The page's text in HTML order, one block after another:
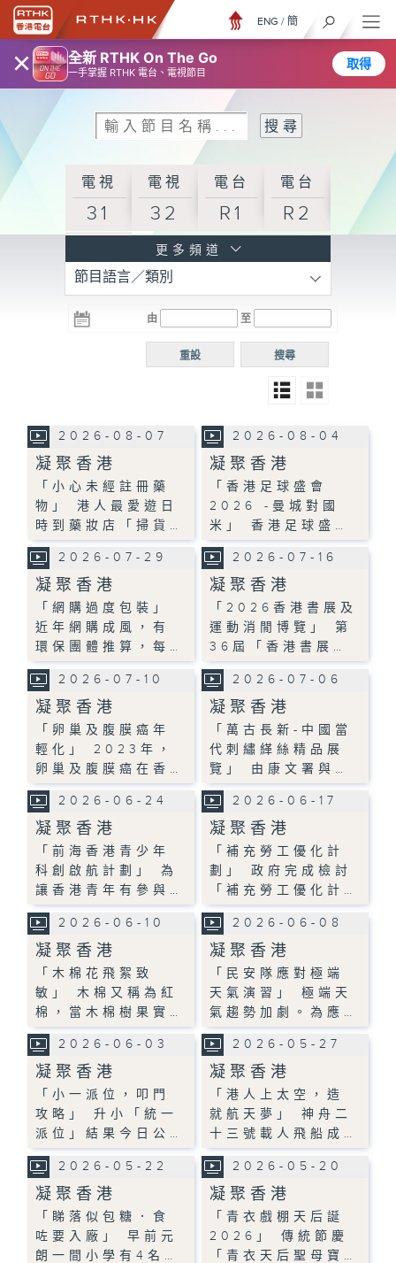
× 全新 RTHK On The Go
一手掌握 RTHK 電台、電視節目
取得
ENG / 簡
電視
31
電視
32
電台
R1
電台
R2
R3
電台 電台
R5
電台
普通
更多頻道
節目語言／類別
由 至
搜尋
重設
2026-08-07
凝聚香港
「小心未經註冊藥
物」 港人最愛遊日
時到藥妝店「掃貨…
2026-08-04
凝聚香港
「香港足球盛會
2026 -曼城對國
米」 香港足球盛…
2026-07-29
凝聚香港
「網購過度包裝」
近年網購成風，有
環保團體推算，每…
2026-07-16
凝聚香港
「2026香港書展及
運動消閒博覽」 第
36屆「香港書展…
2026-07-10
凝聚香港
「卵巢及腹膜癌年
輕化」 2023年，
卵巢及腹膜癌在香…
2026-07-06
凝聚香港
「萬古長新-中國當
代刺繡緙絲精品展
覽」 由康文署與…
2026-06-24
凝聚香港
「前海香港青少年
科創啟航計劃」 為
讓香港青年有參與…
2026-06-17
凝聚香港
「補充勞工優化計
劃」 政府完成檢討
「補充勞工優化計…
2026-06-10
凝聚香港
「木棉花飛絮致
敏」 木棉又稱為紅
棉，當木棉樹果實…
2026-06-08
凝聚香港
「民安隊應對極端
天氣演習」 極端天
氣趨勢加劇。為應…
2026-06-03
凝聚香港
「小一派位，叩門
攻略」 升小「統一
派位」結果今日公…
2026-05-27
凝聚香港
「港人上太空，造
就航天夢」 神舟二
十三號載人飛船成…
2026-05-22
凝聚香港
「睇落似包糖．食
咗要入廠」 早前元
朗一間小學有4名…
2026-05-20
凝聚香港
「青衣戲棚天后誕
2026」 傳統節慶
「青衣天后聖母寶…